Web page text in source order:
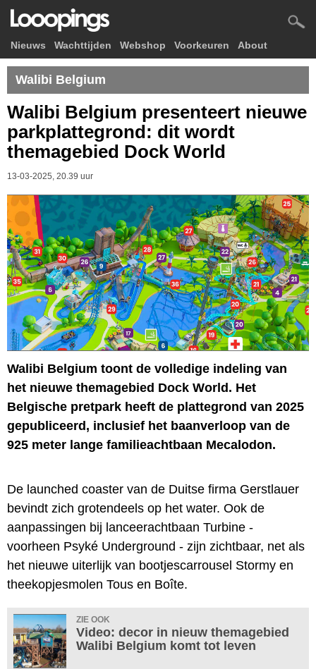
Nieuws Wachttijden Webshop Voorkeuren About
Walibi Belgium
Walibi Belgium presenteert nieuwe
parkplattegrond: dit wordt
themagebied Dock World
13-03-2025, 20.39 uur
Walibi Belgium toont de volledige indeling van
het nieuwe themagebied Dock World. Het
Belgische pretpark heeft de plattegrond van 2025
gepubliceerd, inclusief het baanverloop van de
925 meter lange familieachtbaan Mecalodon.
De launched coaster van de Duitse firma Gerstlauer
bevindt zich grotendeels op het water. Ook de
aanpassingen bij lanceerachtbaan Turbine -
voorheen Psyké Underground - zijn zichtbaar, net als
het nieuwe uiterlijk van bootjescarrousel Stormy en
theekopjesmolen Tous en Boîte.
ZIE OOK
Video: decor in nieuw themagebied
Walibi Belgium komt tot leven